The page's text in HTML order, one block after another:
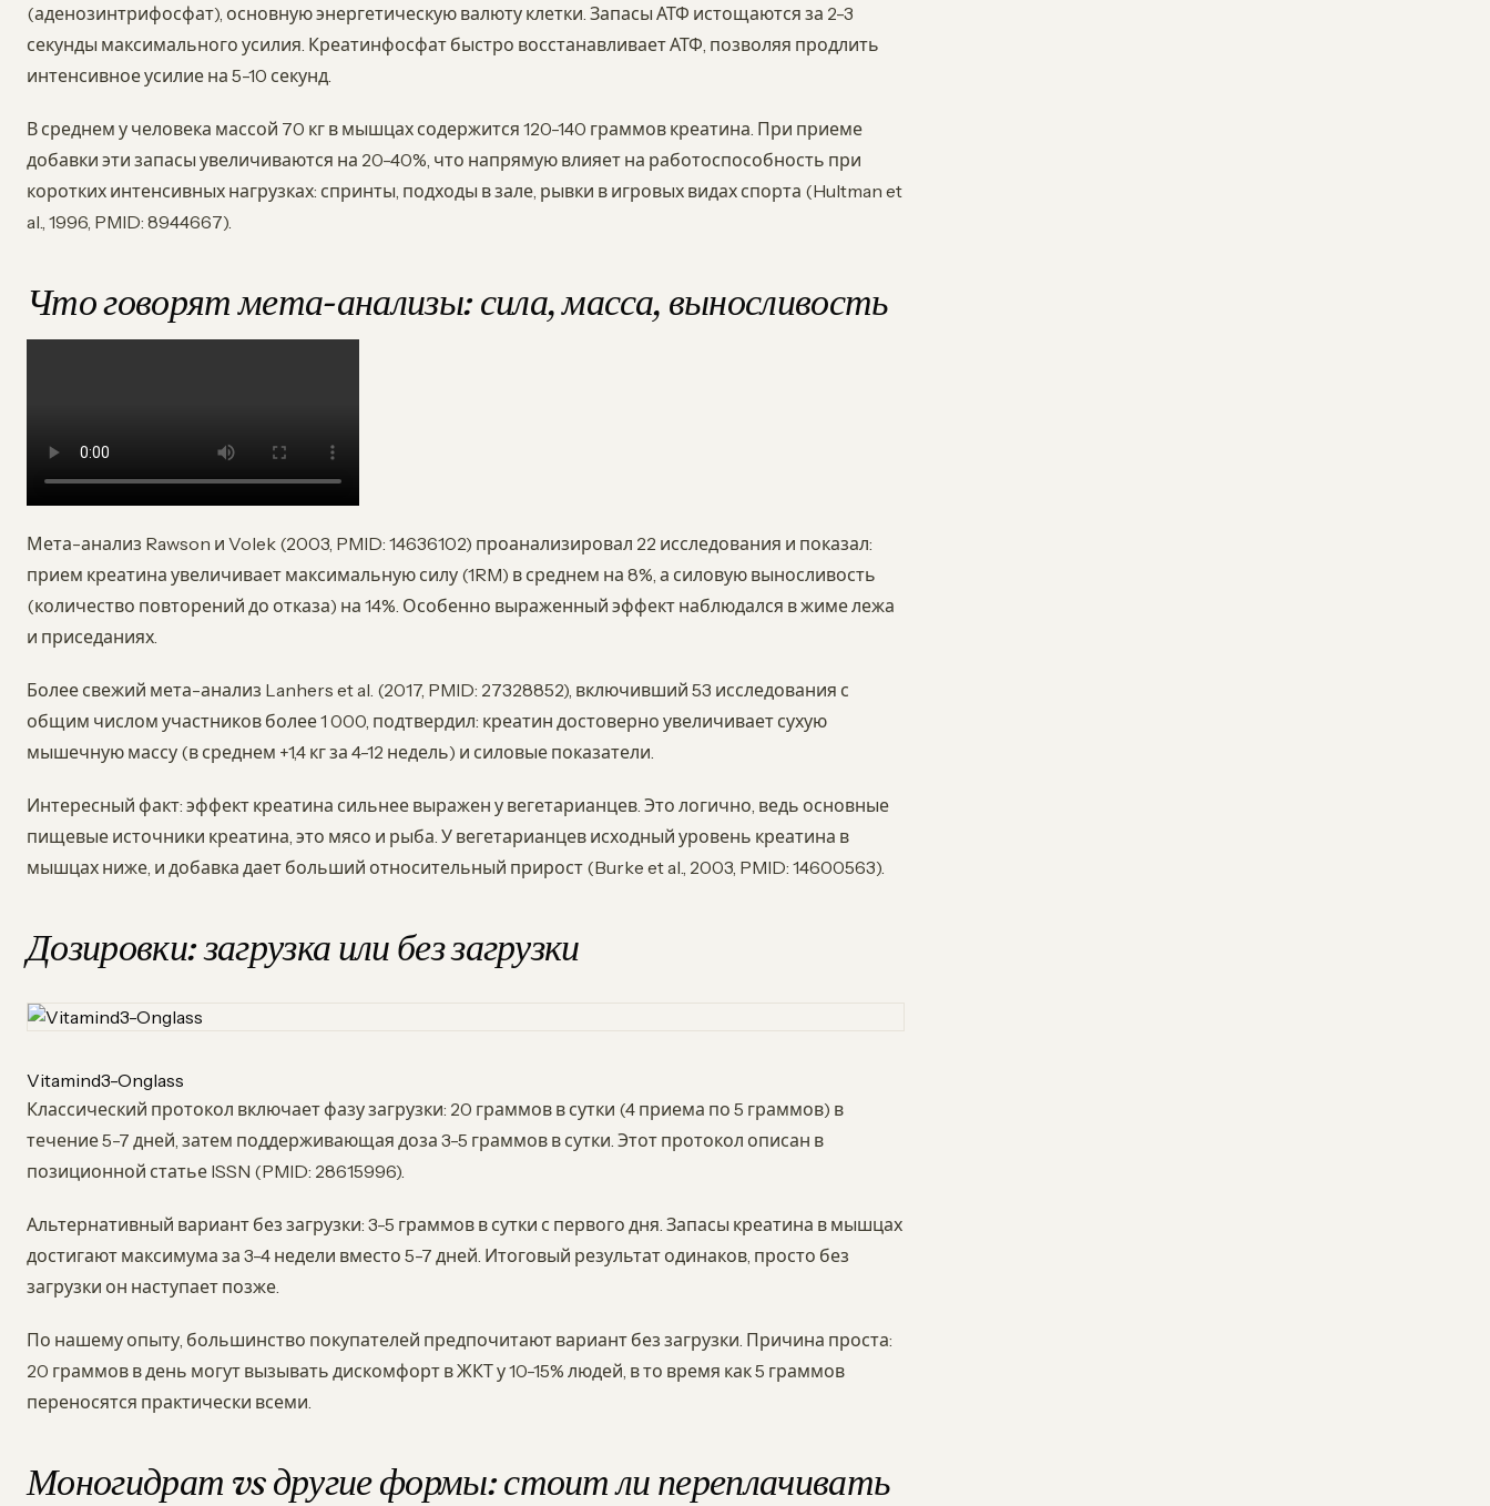
(аденозинтрифосфат), основную энергетическую валюту клетки. Запасы АТФ истощаются за 2-3
секунды максимального усилия. Креатинфосфат быстро восстанавливает АТФ, позволяя продлить
интенсивное усилие на 5-10 секунд.
В среднем у человека массой 70 кг в мышцах содержится 120-140 граммов креатина. При приеме
добавки эти запасы увеличиваются на 20-40%, что напрямую влияет на работоспособность при
коротких интенсивных нагрузках: спринты, подходы в зале, рывки в игровых видах спорта (Hultman et
al., 1996, PMID: 8944667).
Что говорят мета-анализы: сила, масса, выносливость
Мета-анализ Rawson и Volek (2003, PMID: 14636102) проанализировал 22 исследования и показал:
прием креатина увеличивает максимальную силу (1RM) в среднем на 8%, а силовую выносливость
(количество повторений до отказа) на 14%. Особенно выраженный эффект наблюдался в жиме лежа
и приседаниях.
Более свежий мета-анализ Lanhers et al. (2017, PMID: 27328852), включивший 53 исследования с
общим числом участников более 1 000, подтвердил: креатин достоверно увеличивает сухую
мышечную массу (в среднем +1,4 кг за 4-12 недель) и силовые показатели.
Интересный факт: эффект креатина сильнее выражен у вегетарианцев. Это логично, ведь основные
пищевые источники креатина, это мясо и рыба. У вегетарианцев исходный уровень креатина в
мышцах ниже, и добавка дает больший относительный прирост (Burke et al., 2003, PMID: 14600563).
Дозировки: загрузка или без загрузки
Vitamind3-Onglass
Классический протокол включает фазу загрузки: 20 граммов в сутки (4 приема по 5 граммов) в
течение 5-7 дней, затем поддерживающая доза 3-5 граммов в сутки. Этот протокол описан в
позиционной статье ISSN (PMID: 28615996).
Альтернативный вариант без загрузки: 3-5 граммов в сутки с первого дня. Запасы креатина в мышцах
достигают максимума за 3-4 недели вместо 5-7 дней. Итоговый результат одинаков, просто без
загрузки он наступает позже.
По нашему опыту, большинство покупателей предпочитают вариант без загрузки. Причина проста:
20 граммов в день могут вызывать дискомфорт в ЖКТ у 10-15% людей, в то время как 5 граммов
переносятся практически всеми.
Моногидрат vs другие формы: стоит ли переплачивать